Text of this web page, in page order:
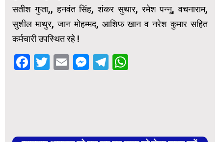
सतीश गुप्ता,, हनवंत सिंह, शंकर सुथार, रमेश पन्नू, वचनाराम,
सुशील माथुर, जान मोहम्मद, आशिफ खान व नरेश कुमार सहित
कर्मचारी उपस्थित रहे !
Facebook
Twitter
EmailMessenger
Telegram